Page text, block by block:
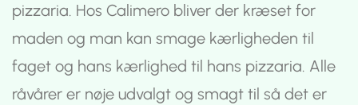
pizzaria. Hos Calimero bliver der kræset for
maden og man kan smage kærligheden til
faget og hans kærlighed til hans pizzaria. Alle
råvårer er nøje udvalgt og smagt til så det er